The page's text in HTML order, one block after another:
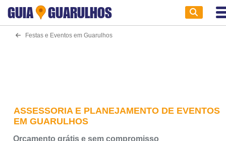
GUIA GUARULHOS
Festas e Eventos em Guarulhos
ASSESSORIA E PLANEJAMENTO DE EVENTOS
EM GUARULHOS
Orçamento grátis e sem compromisso